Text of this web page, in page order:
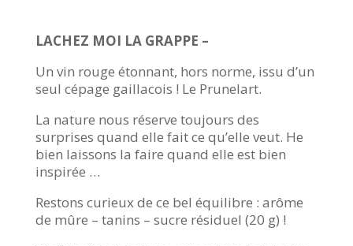
LACHEZ MOI LA GRAPPE –
Un vin rouge étonnant, hors norme, issu d’un
seul cépage gaillacois ! Le Prunelart.
La nature nous réserve toujours des
surprises quand elle fait ce qu’elle veut. He
bien laissons la faire quand elle est bien
inspirée …
Restons curieux de ce bel équilibre : arôme
de mûre – tanins – sucre résiduel (20 g) !